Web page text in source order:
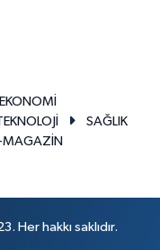
EKONOMİ
SAĞLIK
MAGAZİN
Her hakkı saklıdır.